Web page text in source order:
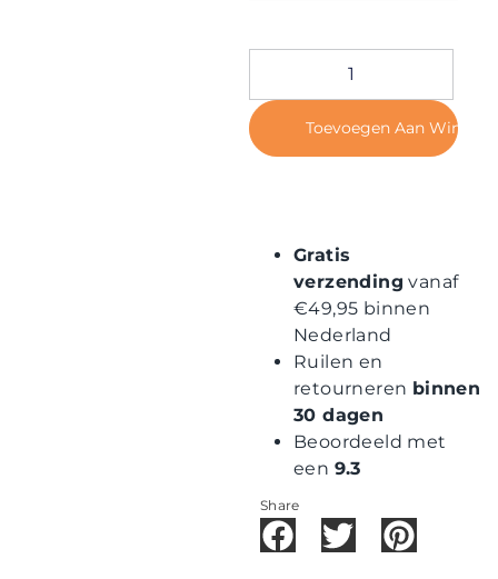
Toevoegen Aan
Gratis
verzending vanaf
€49,95 binnen
Nederland
Ruilen en
retourneren binnen
30 dagen
Beoordeeld met
een 9.3
Share